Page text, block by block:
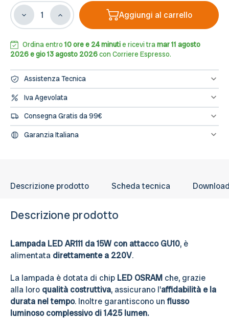
Diminuisci
la
di
Lampada
15W,
Angolo
Bianca
Aumenta
la
di
Lampada
15W,
Angolo
45°,
Bianca
Aggiungi al carrello
Ordina entro 10 ore e 24 minutie ricevi tramar 11 agosto
2026 e gio 13 agosto 2026con Corriere Espresso.
Assistenza Tecnica
oppure scrivici una mail a info@leddiretto.it
Iva Agevolata
concludere l'ordine direttamente dal sito segnalandolo nelle note
dell'ordine e provvederemo a fatturare e rettificare il pagamento
Consegna Gratis da 99€
Garanzia Italiana
Descrizione prodotto Scheda tecnica
Descrizione prodotto
Lampada LED AR111 da 15W con attacco GU10, è
alimentata direttamente a 220V.
La lampada è dotata di chip LED OSRAM che, grazie
alla loro qualità costruttiva, assicurano l'affidabilità e la
durata nel tempo. Inoltre garantiscono unflusso
luminoso complessivo di 1.425 lumen.